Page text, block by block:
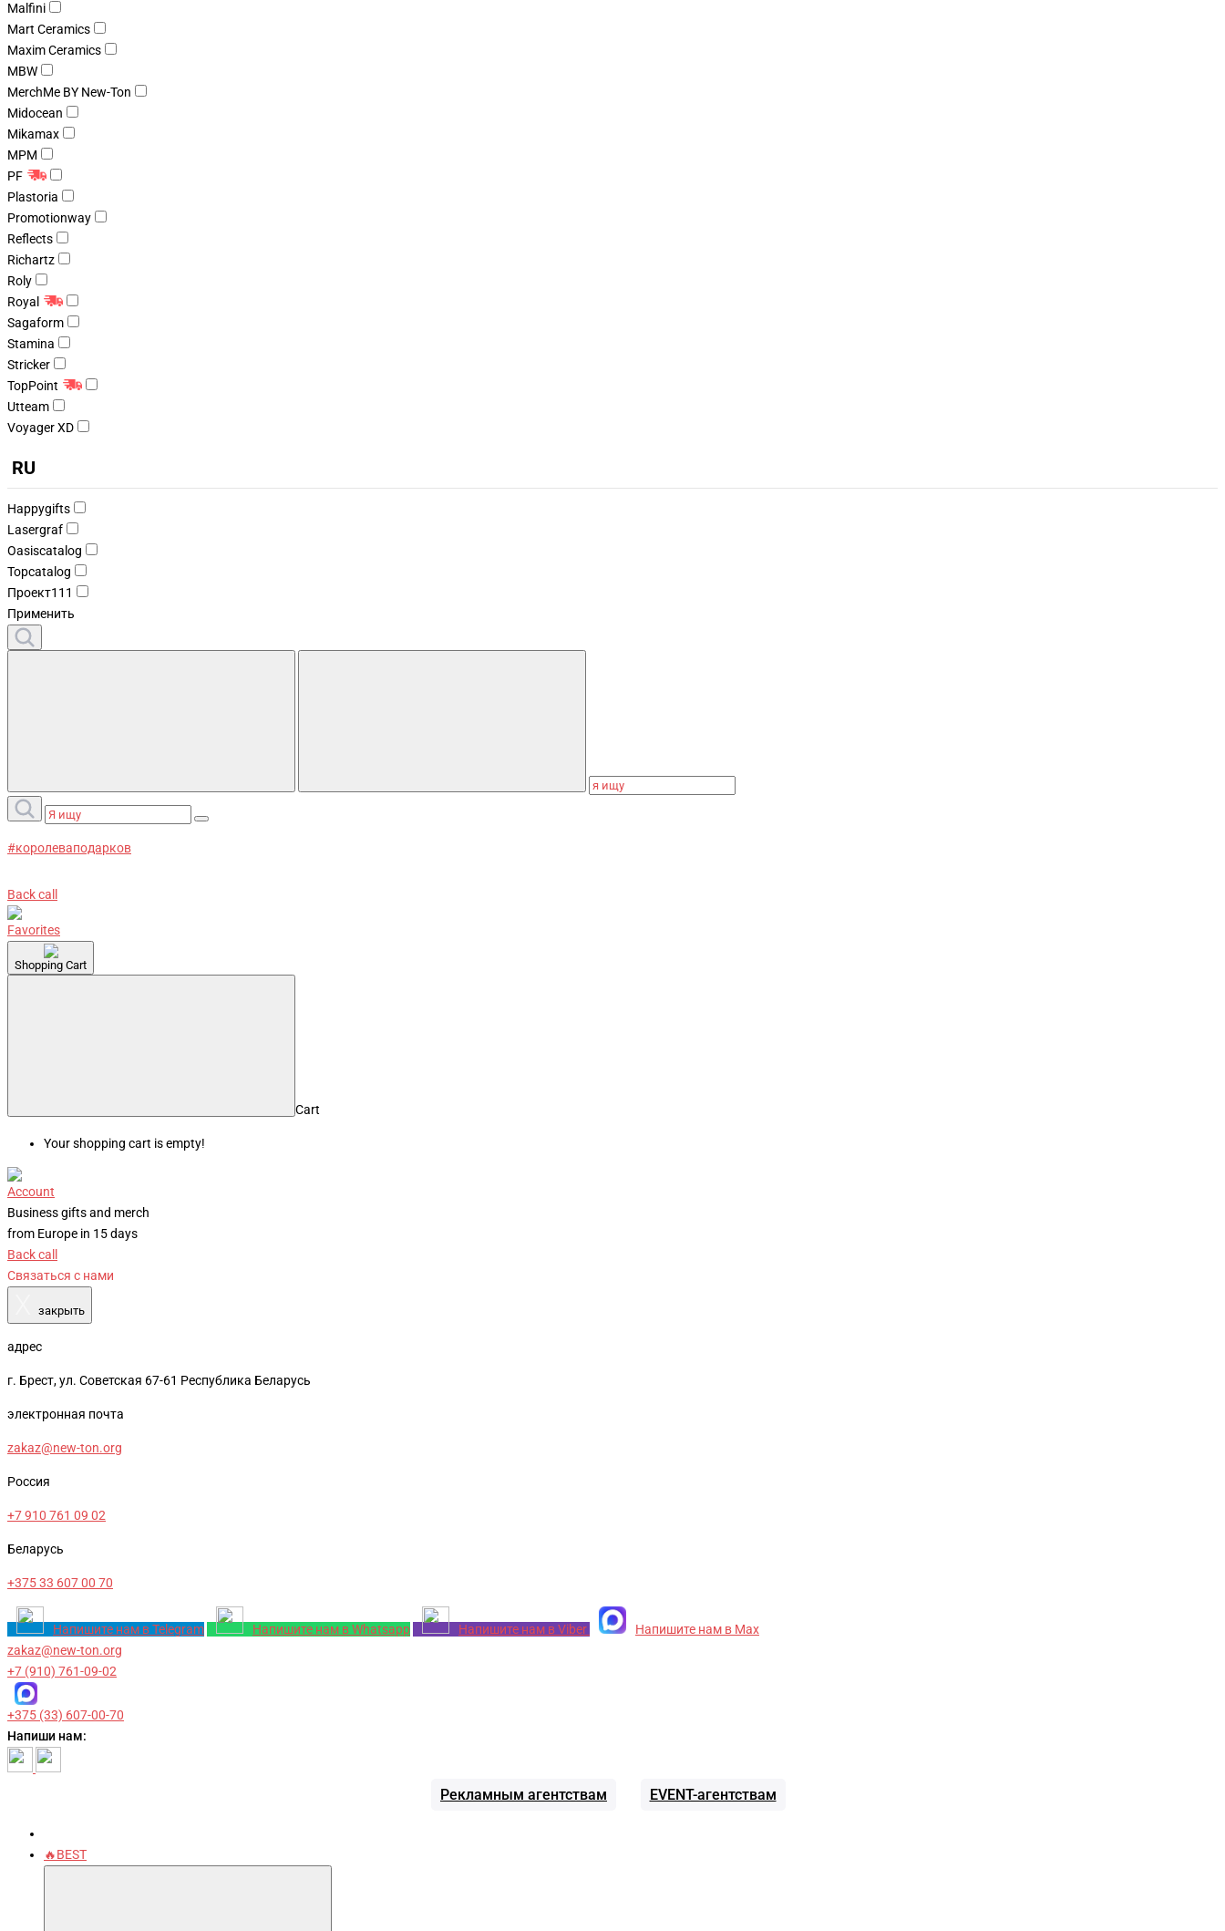
Malfini
Mart Ceramics
Maxim Ceramics
MBW
MerchMe BY New-Ton
Midocean
Mikamax
MPM
PF
Plastoria
Promotionway
Reflects
Richartz
Roly
Royal
Sagaform
Stamina
Stricker
TopPoint
Utteam
Voyager XD
RU
Happygifts
Lasergraf
Oasiscatalog
Topcatalog
Проект111
Применить
#королеваподарков
Back call
Favorites
Shopping Cart
Cart
Your shopping cart is empty!
Account
Business gifts and merch
from Europe in 15 days
Back call
Связаться с нами
закрыть
адрес
г. Брест, ул. Советская 67-61 Республика Беларусь
электронная почта
zakaz@new-ton.org
Россия
+7 910 761 09 02
Беларусь
+375 33 607 00 70
Напишите нам в Telegram Напишите нам в Whatsapp Напишите нам в Viber
Напишите нам в Max
zakaz@new-ton.org
+7 (910) 761-09-02
+375 (33) 607-00-70
Напиши нам:
Рекламным агентствам EVENT-агентствам
🔥BEST